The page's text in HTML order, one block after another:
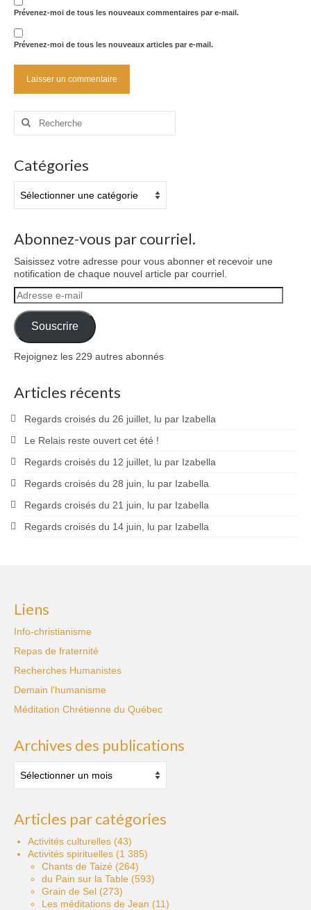
Prévenez-moi de tous les nouveaux commentaires par e-mail.
Prévenez-moi de tous les nouveaux articles par e-mail.
Rechercher
Catégories
Abonnez-vous par courriel.
Saisissez votre adresse pour vous abonner et recevoir une
notification de chaque nouvel article par courriel.
Adresse
e-
mail
Souscrire
Rejoignez les 229 autres abonnés
Articles récents
Regards croisés du 26 juillet, lu par Izabella
Le Relais reste ouvert cet été !
Regards croisés du 12 juillet, lu par Izabella
Regards croisés du 28 juin, lu par Izabella
Regards croisés du 21 juin, lu par Izabella
Regards croisés du 14 juin, lu par Izabella
Liens
Info-christianisme
Repas de fraternité
Recherches Humanistes
Demain l'humanisme
Méditation Chrétienne du Québec
Archives des publications
des
publications
Articles par catégories
Activités culturelles (43)
Activités spirituelles (1 385)
Chants de Taizé (264)
du Pain sur la Table (593)
Grain de Sel (273)
Les méditations de Jean (11)